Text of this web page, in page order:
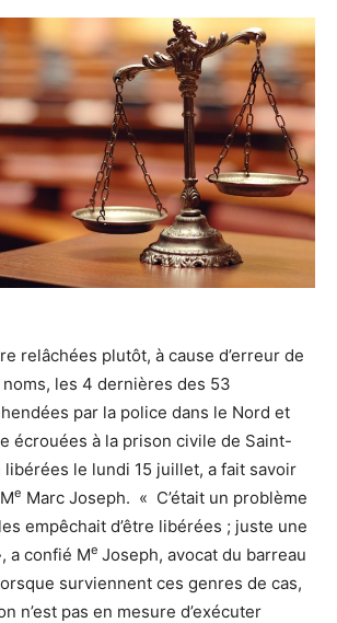
relâchées plutôt, à cause d’erreur de
les 4 dernières des 53
par la police dans le Nord et
écrouées à la prison civile de Saint-
libérées le lundi 15 juillet, a fait savoir
e Marc Joseph. « C’était un problème
empêchait d’être libérées ; juste une
a confié Me Joseph, avocat du barreau
surviennent ces genres de cas,
n’est pas en mesure d’exécuter